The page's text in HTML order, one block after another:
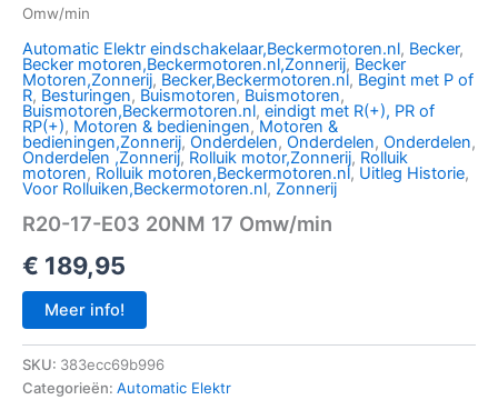
Omw/min
Automatic Elektr eindschakelaar,Beckermotoren.nl, Becker,
Becker motoren,Beckermotoren.nl,Zonnerij, Becker
Motoren,Zonnerij, Becker,Beckermotoren.nl, Begint met P of
R, Besturingen, Buismotoren, Buismotoren,
Buismotoren,Beckermotoren.nl, eindigt met R(+), PR of
RP(+), Motoren & bedieningen,Motoren &
bedieningen,Zonnerij, Onderdelen, Onderdelen, Onderdelen,
Onderdelen ,Zonnerij, Rolluik motor,Zonnerij, Rolluik
motoren, Rolluik motoren,Beckermotoren.nl, Uitleg Historie,
Voor Rolluiken,Beckermotoren.nl, Zonnerij
R20-17-E03 20NM 17 Omw/min
€ 189,95
Meer info!
SKU: 383ecc69b996
Categorieën: Automatic Elektr